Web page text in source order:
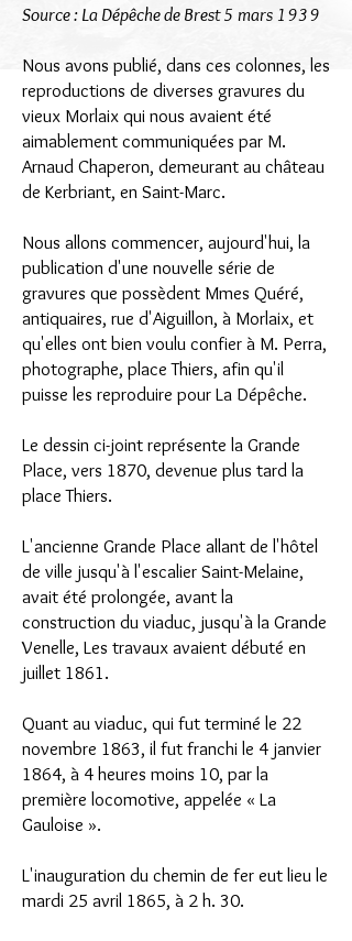
Source : La Dépêche de Brest 5 mars 1939
Nous avons publié, dans ces colonnes, les
reproductions de diverses gravures du
vieux Morlaix qui nous avaient été
aimablement communiquées par M.
Arnaud Chaperon, demeurant au château
de Kerbriant, en Saint-Marc.
Nous allons commencer, aujourd'hui, la
publication d'une nouvelle série de
gravures que possèdent Mmes Quéré,
antiquaires, rue d'Aiguillon, à Morlaix, et
qu'elles ont bien voulu confier à M. Perra,
photographe, place Thiers, afin qu'il
puisse les reproduire pour La Dépêche.
Le dessin ci-joint représente la Grande
Place, vers 1870, devenue plus tard la
place Thiers.
L'ancienne Grande Place allant de l'hôtel
de ville jusqu'à l'escalier Saint-Melaine,
avait été prolongée, avant la
construction du viaduc, jusqu'à la Grande
Venelle, Les travaux avaient débuté en
juillet 1861.
Quant au viaduc, qui fut terminé le 22
novembre 1863, il fut franchi le 4 janvier
1864, à 4 heures moins 10, par la
première locomotive, appelée « La
Gauloise ».
L'inauguration du chemin de fer eut lieu le
mardi 25 avril 1865, à 2 h. 30.